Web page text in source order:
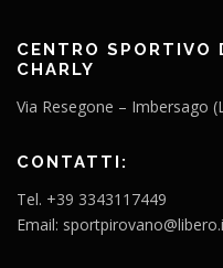
CENTRO SPORTIVO
CHARLY
Via Resegone – Imbersago
CONTATTI:
Tel. +39 3343117449
Email: